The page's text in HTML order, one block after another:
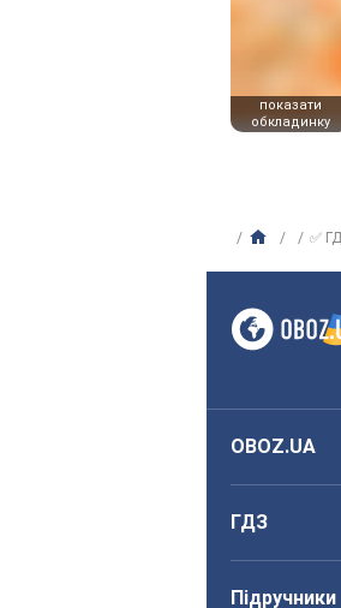
показати
обкладинку
✅
OBOZ.UA
ГДЗ
Підручники